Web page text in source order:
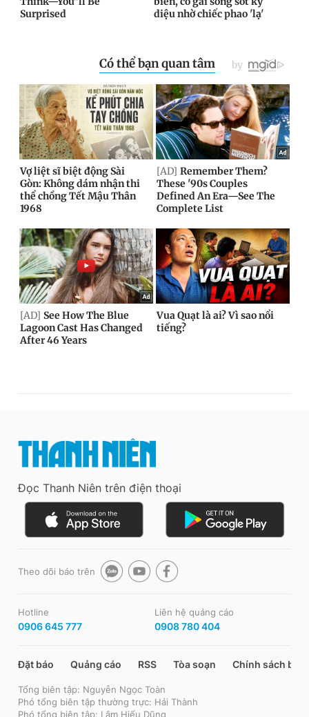
Đọc Thanh Niên trên điện thoại
Theo dõi báo trên
Hotline
0906 645 777
Liên hệ quảng cáo
0908 780 404
Đặt báo Quảng cáo RSS Tòa soạn Chính sách bảo
Tổng biên tập: Nguyễn Ngọc Toàn
Phó tổng biên tập thường trực: Hải Thành
Phó tổng biên tập: Lâm Hiếu Dũng